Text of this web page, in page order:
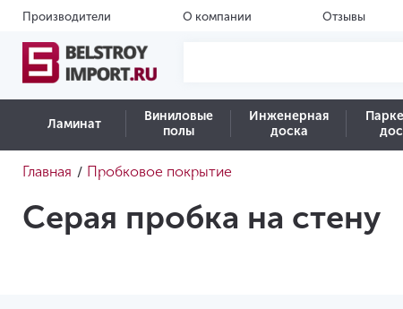
Производители О компании Отзывы
Ламинат
Виниловые
полы
Инженерная
доска
Главная / Пробковое покрытие
Серая пробка на стену